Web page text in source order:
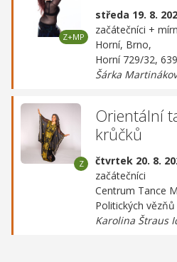
středa 19. 8.
začátečníci +
Horní, Brno,
Horní 729/32,
Šárka
Orientální
krůčků
čtvrtek 20. 8.
začátečníci
Centrum Tance
Politických vězňů
Karolina Štraus